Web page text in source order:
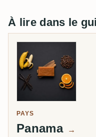
À lire dans le
PAYS
Panama →